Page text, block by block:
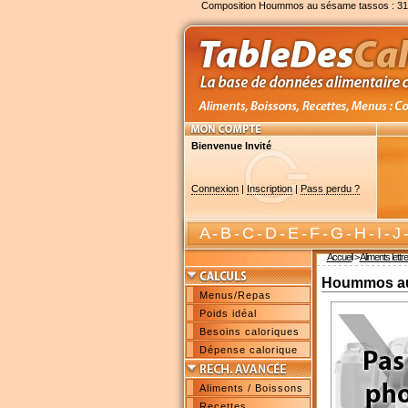
Composition Hoummos au sésame tassos :
Bienvenue Invité
Connexion| Inscription| Pass perdu ?
A-B-C-D-E-F-G-H-I-J
Accueil>Aliments
Menus/Repas
Poids idéal
Besoins caloriques
Dépense calorique
Aliments / Boissons
Hoummos